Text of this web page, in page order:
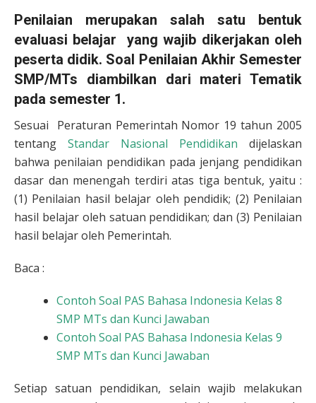
Penilaian merupakan salah satu bentuk
evaluasi belajar yang wajib dikerjakan oleh
peserta didik. Soal Penilaian Akhir Semester
SMP/MTs diambilkan dari materi Tematik
pada semester 1.
Sesuai Peraturan Pemerintah Nomor 19 tahun 2005
tentang Standar Nasional Pendidikan dijelaskan
bahwa penilaian pendidikan pada jenjang pendidikan
dasar dan menengah terdiri atas tiga bentuk, yaitu :
(1) Penilaian hasil belajar oleh pendidik; (2) Penilaian
hasil belajar oleh satuan pendidikan; dan (3) Penilaian
hasil belajar oleh Pemerintah.
Baca :
Contoh Soal PAS Bahasa Indonesia Kelas 8
SMP MTs dan Kunci Jawaban
Contoh Soal PAS Bahasa Indonesia Kelas 9
SMP MTs dan Kunci Jawaban
Setiap satuan pendidikan, selain wajib melakukan